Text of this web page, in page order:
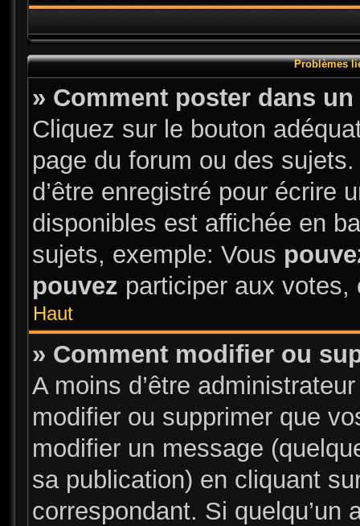
Problèmes
» Comment poster dans
Cliquez sur le bouton
page du forum ou des
d’être enregistré pour écrire
disponibles est affichée en
sujets, exemple: Vous
pouvez participer aux votes,
Haut
» Comment modifier ou
A moins d’être
modifier ou supprimer que
modifier un message
sa publication) en cliquant
correspondant. Si quelqu’un